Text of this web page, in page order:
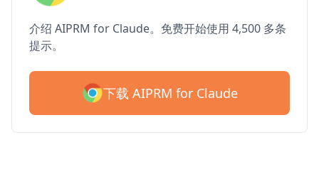
介绍 AIPRM for Claude。免费开始使用 4,500 多条
提示。
下载 AIPRM for Claude